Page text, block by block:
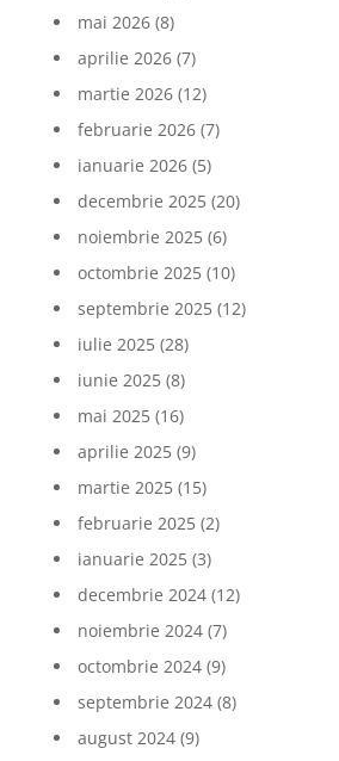
mai 2026(8)
aprilie 2026(7)
martie 2026(12)
februarie 2026(7)
ianuarie 2026(5)
decembrie 2025(20)
noiembrie 2025(6)
octombrie 2025(10)
septembrie 2025(12)
iulie 2025(28)
iunie 2025(8)
mai 2025(16)
aprilie 2025(9)
martie 2025(15)
februarie 2025(2)
ianuarie 2025(3)
decembrie 2024(12)
noiembrie 2024(7)
octombrie 2024(9)
septembrie 2024(8)
august 2024(9)